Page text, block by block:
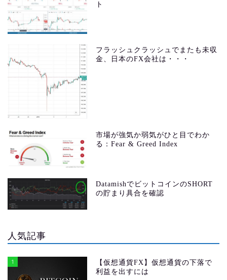
ト
フラッシュクラッシュでまたも未収
金、日本のFX会社は・・・
市場が強気か弱気がひと目でわか
る：Fear & Greed Index
DatamishでビットコインのSHORT
の貯まり具合を確認
人気記事
1
【仮想通貨FX】仮想通貨の下落で
利益を出すには